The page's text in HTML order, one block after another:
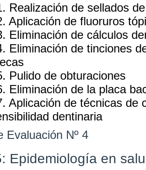
Realización de sellados
Aplicación de fluoruros
Eliminación de cálculos
Eliminación de tinciones
Pulido de obturaciones
Eliminación de la placa
Aplicación de técnicas de
dentinaria
Evaluación Nº 4
Epidemiología en